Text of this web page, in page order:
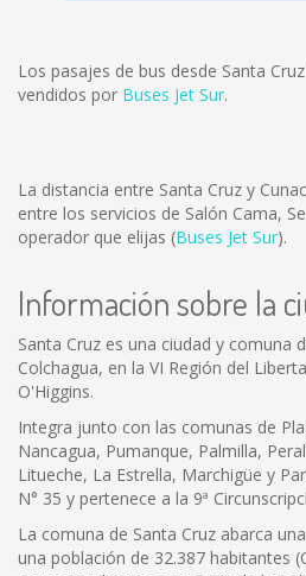
Los pasajes de bus desde Santa
vendidos por Buses Jet Sur.
La distancia entre Santa Cruz y
entre los servicios de Salón Cama,
operador que elijas (Buses Jet Sur).
Información sobre la
Santa Cruz es una ciudad y comuna
Colchagua, en la VI Región del
O'Higgins.
Integra junto con las comunas de
Nancagua, Pumanque, Palmilla,
Litueche, La Estrella, Marchigüe y
N° 35 y pertenece a la 9ª
La comuna de Santa Cruz abarca
una población de 32.387 habitantes